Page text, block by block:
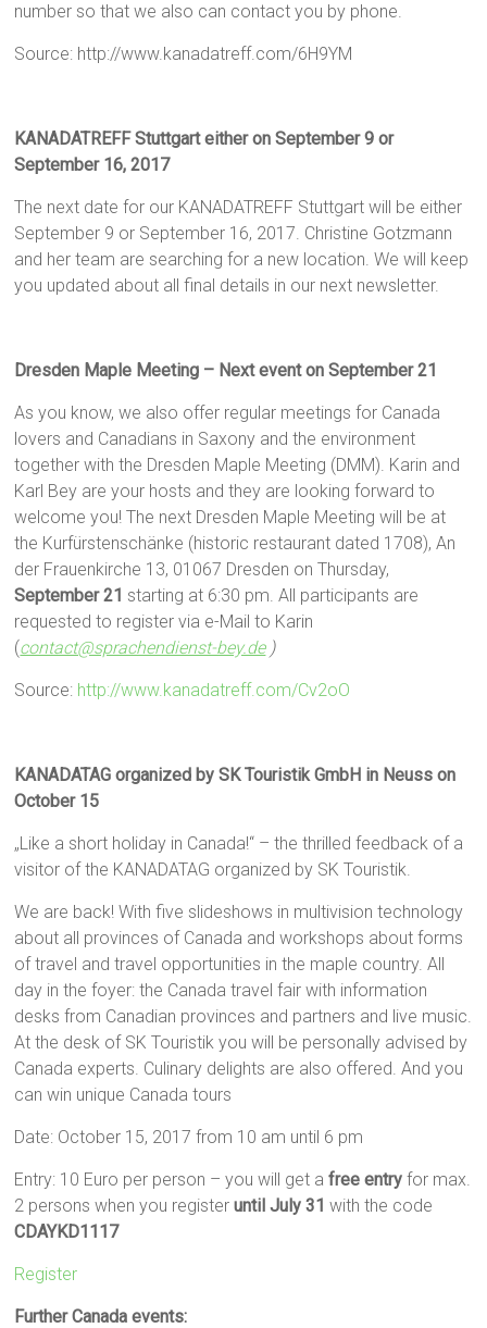
number so that we also can contact you by phone.
Source: http://www.kanadatreff.com/6H9YM
KANADATREFF Stuttgart either on September 9 or
September 16, 2017
The next date for our KANADATREFF Stuttgart will be either
September 9 or September 16, 2017. Christine Gotzmann
and her team are searching for a new location. We will keep
you updated about all final details in our next newsletter.
Dresden Maple Meeting – Next event on September 21
As you know, we also offer regular meetings for Canada
lovers and Canadians in Saxony and the environment
together with the Dresden Maple Meeting (DMM). Karin and
Karl Bey are your hosts and they are looking forward to
welcome you! The next Dresden Maple Meeting will be at
the Kurfürstenschänke (historic restaurant dated 1708), An
der Frauenkirche 13, 01067 Dresden on Thursday,
September 21 starting at 6:30 pm. All participants are
requested to register via e-Mail to Karin
(contact@sprachendienst-bey.de)
Source: http://www.kanadatreff.com/Cv2oO
KANADATAG organized by SK Touristik GmbH in Neuss on
October 15
„Like a short holiday in Canada!“ – the thrilled feedback of a
visitor of the KANADATAG organized by SK Touristik.
We are back! With five slideshows in multivision technology
about all provinces of Canada and workshops about forms
of travel and travel opportunities in the maple country. All
day in the foyer: the Canada travel fair with information
desks from Canadian provinces and partners and live music.
At the desk of SK Touristik you will be personally advised by
Canada experts. Culinary delights are also offered. And you
can win unique Canada tours
Date: October 15, 2017 from 10 am until 6 pm
Entry: 10 Euro per person – you will get afree entry for max.
2 persons when you registeruntil July 31 with the code
CDAYKD1117
Register
Further Canada events: